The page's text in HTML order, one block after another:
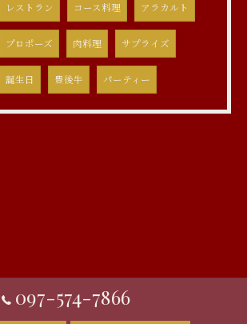
レストラン コース料理 アラカルト
プロポーズ 肉料理 サプライズ
誕生日 豊後牛 パーティー
097-574-7866